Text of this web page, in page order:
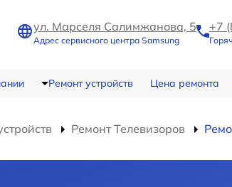
ул. Марселя Салимжанова, 5
Адрес сервисного центра Samsung
+7
Ремонт устройств Цена ремонта
Ремонт Телевизоров